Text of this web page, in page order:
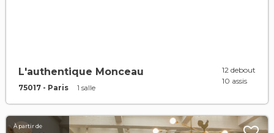
L'authentique Monceau
75017 - Paris 1 salle
12 debout
10 assis
À partir de